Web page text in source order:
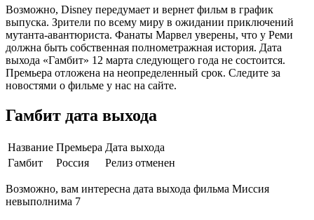
Возможно, Disney передумает и вернет фильм в график
выпуска. Зрители по всему миру в ожидании приключений
мутанта-авантюриста. Фанаты Марвел уверены, что у Реми
должна быть собственная полнометражная история. Дата
выхода «Гамбит» 12 марта следующего года не состоится.
Премьера отложена на неопределенный срок. Следите за
новостями о фильме у нас на сайте.
Гамбит дата выхода
Название Премьера Дата выхода
Гамбит
Россия Релиз отменен
Возможно, вам интересна дата выхода фильма Миссия
невыполнима 7